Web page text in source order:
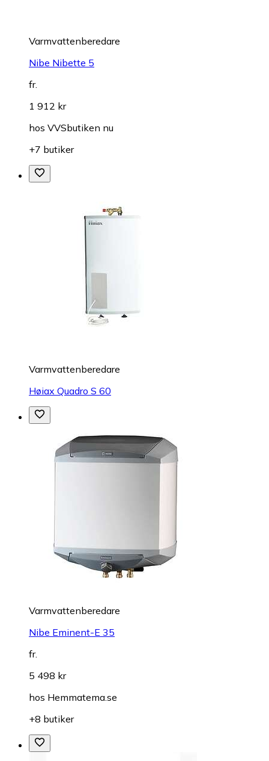
Varmvattenberedare
Nibe Nibette 5
fr.
1 912 kr
hos VVSbutiken nu
+7 butiker
Varmvattenberedare
Høiax Quadro S 60
Varmvattenberedare
Nibe Eminent-E 35
fr.
5 498 kr
hos Hemmatema.se
+8 butiker